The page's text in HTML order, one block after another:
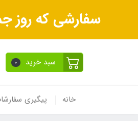
سفارشی که روز جمعه قبل از ساعت 9صبح ثبت
سبد خرید 0
خانه پیگیری